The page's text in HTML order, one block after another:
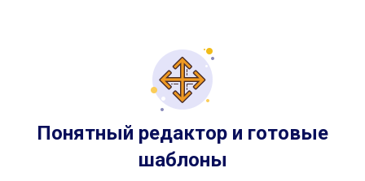
Понятный редактор и готовые
шаблоны